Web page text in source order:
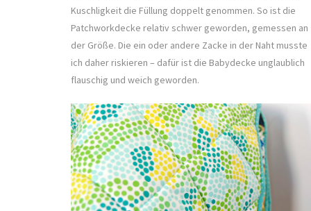
Kuschligkeit die Füllung doppelt genommen. So ist die
Patchworkdecke relativ schwer geworden, gemessen an
der Größe. Die ein oder andere Zacke in der Naht musste
ich daher riskieren – dafür ist die Babydecke unglaublich
flauschig und weich geworden.